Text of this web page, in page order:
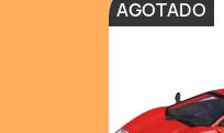
AGOTADO